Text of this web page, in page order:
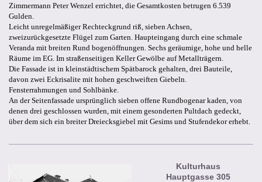
Zimmermann Peter Wenzel errichtet, die Gesamtkosten betrugen 6.539
Gulden.
Leicht unregelmäßiger Rechteckgrund riß, sieben Achsen,
zweizurückgesetzte Flügel zum Garten. Haupteingang durch eine schmale
Veranda mit breiten Rund bogenöffnungen. Sechs geräumige, hohe und helle
Räume im EG. Im straßenseitigen Keller Gewölbe auf Metallträgern.
Die Fassade ist in kleinstädtischem Spätbarock gehalten, drei Bauteile,
davon zwei Eckrisalite mit hohen geschweiften Giebeln.
Fensterrahmungen und Sohlbänke.
An der Seitenfassade ursprünglich sieben offene Rundbogenar kaden, von
denen drei geschlossen wurden, mit einem gesonderten Pultdach gedeckt,
über dem sich ein breiter Dreiecksgiebel mit Gesims und Stufendekor erhebt.
Kulturhaus
Hauptgasse 305